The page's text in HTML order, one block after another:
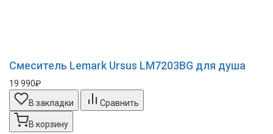
Смеситель Lemark Ursus LM7203BG для душа
19 990₽
В закладки
Сравнить
В корзину